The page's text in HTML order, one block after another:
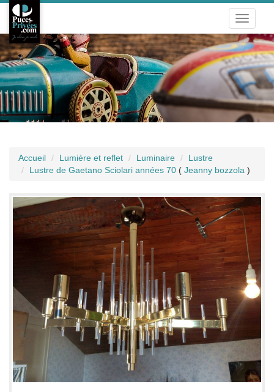
Toggle
Accueil Lumière et reflet Luminaire
Lustre
Lustre de Gaetano Sciolari années 70 ( Jeanny bozzola )